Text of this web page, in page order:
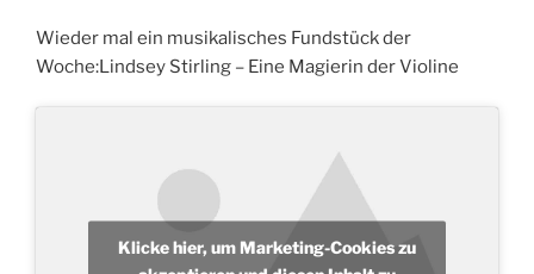
Wieder mal ein musikalisches Fundstück der
Woche:Lindsey Stirling – Eine Magierin der Violine
Klicke hier, um Marketing-Cookies zu